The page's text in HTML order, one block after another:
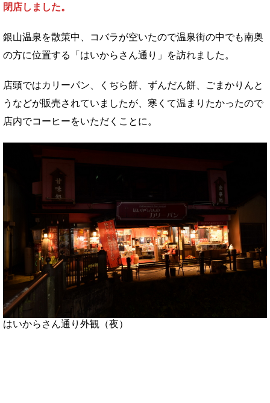
閉店しました。
銀山温泉を散策中、コバラが空いたので温泉街の中でも南奥
の方に位置する「はいからさん通り」を訪れました。
店頭ではカリーパン、くぢら餅、ずんだん餅、ごまかりんと
うなどが販売されていましたが、寒くて温まりたかったので
店内でコーヒーをいただくことに。
はいからさん通り外観（夜）